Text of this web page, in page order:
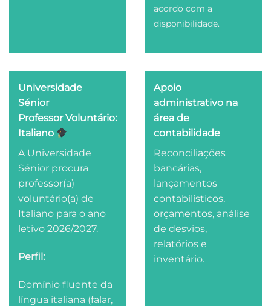
acordo com a
disponibilidade.
Universidade
Sénior
Professor Voluntário:
Italiano
A Universidade
Sénior procura
professor(a)
voluntário(a) de
Italiano para o ano
letivo 2026/2027.
Perfil:
Domínio fluente da
língua italiana (falar,
Apoio
administrativo na
área de
contabilidade
Reconciliações
bancárias,
lançamentos
contabilísticos,
orçamentos, análise
de desvios,
relatórios e
inventário.